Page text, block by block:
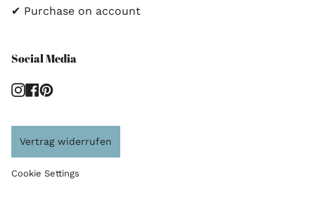
✔ Purchase on account
Social Media
Instagram
Facebook
Pinterest
Vertrag widerrufen
Cookie Settings